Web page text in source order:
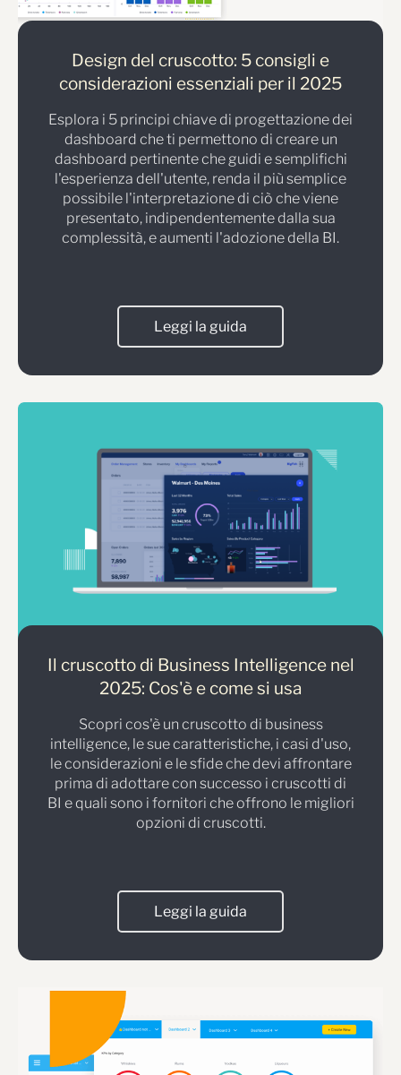
Design del cruscotto: 5 consigli e
considerazioni essenziali per il 2025
Esplora i 5 principi chiave di progettazione dei
dashboard che ti permettono di creare un
dashboard pertinente che guidi e semplifichi
l'esperienza dell'utente, renda il più semplice
possibile l'interpretazione di ciò che viene
presentato, indipendentemente dalla sua
complessità, e aumenti l'adozione della BI.
Leggi la guida
Il cruscotto di Business Intelligence nel
2025: Cos'è e come si usa
Scopri cos'è un cruscotto di business
intelligence, le sue caratteristiche, i casi d'uso,
le considerazioni e le sfide che devi affrontare
prima di adottare con successo i cruscotti di
BI e quali sono i fornitori che offrono le migliori
opzioni di cruscotti.
Leggi la guida